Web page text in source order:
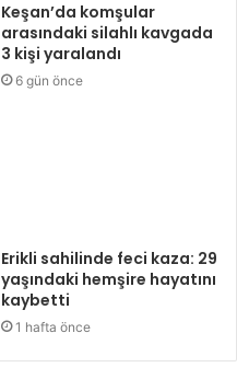
Keşan’da komşular
arasındaki silahlı kavgada
3 kişi yaralandı
6 gün önce
Erikli sahilinde feci kaza: 29
yaşındaki hemşire hayatını
kaybetti
1 hafta önce